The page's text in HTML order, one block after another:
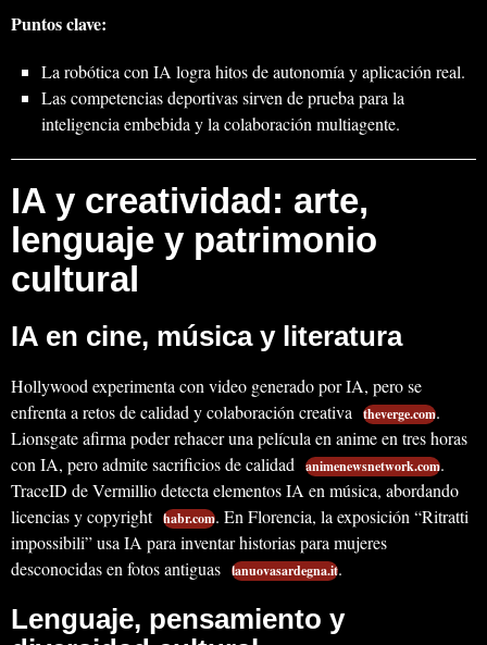
Puntos clave:
La robótica con IA logra hitos de autonomía y aplicación real.
Las competencias deportivas sirven de prueba para la
inteligencia embebida y la colaboración multiagente.
IA y creatividad: arte,
lenguaje y patrimonio
cultural
IA en cine, música y literatura
Hollywood experimenta con video generado por IA, pero se
enfrenta a retos de calidad y colaboración creativa
theverge.com.
Lionsgate afirma poder rehacer una película en anime en tres horas
con IA, pero admite sacrificios de calidad
animenewsnetwork.com.
TraceID de Vermillio detecta elementos IA en música, abordando
licencias y copyright habr.com. En Florencia, la exposición “Ritratti
impossibili” usa IA para inventar historias para mujeres
desconocidas en fotos antiguas lanuovasardegna.it.
Lenguaje, pensamiento y